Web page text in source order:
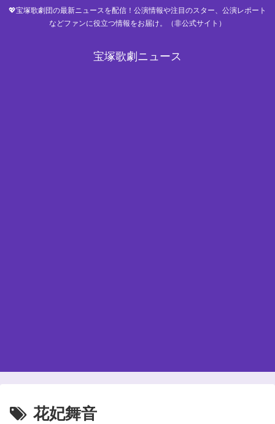
💖宝塚歌劇団の最新ニュースを配信！公演情報や注目のスター、公演レポート
などファンに役立つ情報をお届け。（非公式サイト）
宝塚歌劇ニュース
花妃舞音